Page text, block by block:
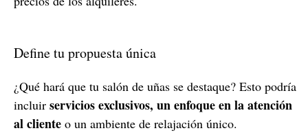
Define tu propuesta única
¿Qué hará que tu salón de uñas se destaque? Esto podría
incluir servicios exclusivos, un enfoque en la atención
al cliente o un ambiente de relajación único.